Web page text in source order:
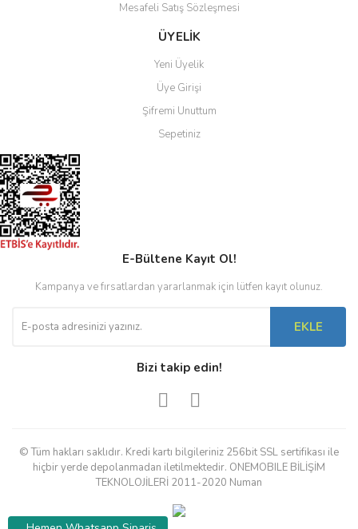
Gönder
Mesafeli Satış Sözleşmesi
ÜYELİK
Yeni Üyelik
Üye Girişi
Şifremi Unuttum
Sepetiniz
E-Bültene Kayıt Ol!
Kampanya ve fırsatlardan yararlanmak için lütfen kayıt olunuz.
EKLE
Bizi takip edin!
© Tüm hakları saklıdır. Kredi kartı bilgileriniz 256bit SSL sertifikası ile
hiçbir yerde depolanmadan iletilmektedir. ONEMOBILE BİLİŞİM
TEKNOLOJİLERİ 2011-2020 Numan